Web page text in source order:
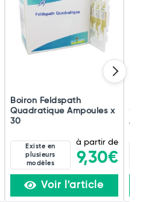
Boiron Feldspath
Quadratique Ampoules x
30
Existe en
plusieurs
modèles
à partir de
9,30€
Voir l'article